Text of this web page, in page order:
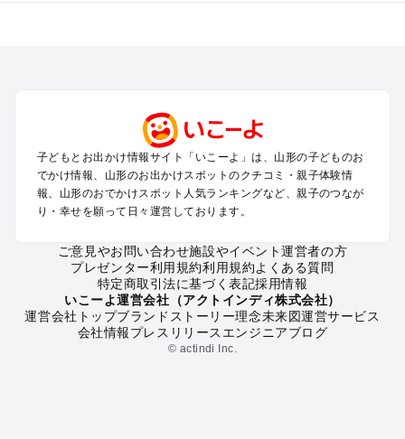
銀山温泉・新庄・尾花沢・村山のプールお出かけ
月山・寒河江のプールお出かけ
山形の定番お出かけスポット
山形の遊園地
山形のバーベキュー
山形の釣り
山形の牧場
山形のプール
山形のアスレチック
子どもとお出かけ情報サイト「いこーよ」は、山形の子どものお
でかけ情報、山形のお出かけスポットのクチコミ・親子体験情
報、山形のおでかけスポット人気ランキングなど、親子のつなが
り・幸せを願って日々運営しております。
ご意見やお問い合わせ施設やイベント運営者の方
プレゼンター利用規約利用規約よくある質問
特定商取引法に基づく表記採用情報
いこーよ運営会社（アクトインディ株式会社）
運営会社トップブランドストーリー理念未来図運営サービス
会社情報プレスリリース エンジニアブログ
© actindi Inc.